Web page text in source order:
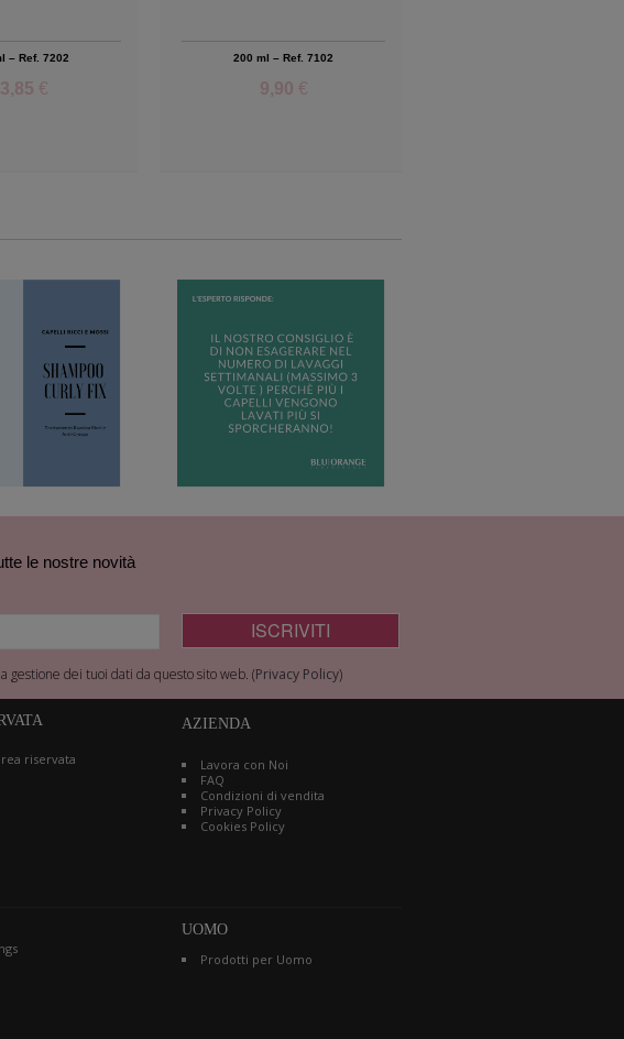
– Ref. 7202
€
200 ml – Ref. 7102
9,90 €
le nostre novità
gestione dei tuoi dati da questo sito web. (Privacy Policy)
riservata
AZIENDA
Lavora con Noi
FAQ
Condizioni di vendita
Privacy Policy
Cookies Policy
UOMO
Prodotti per Uomo